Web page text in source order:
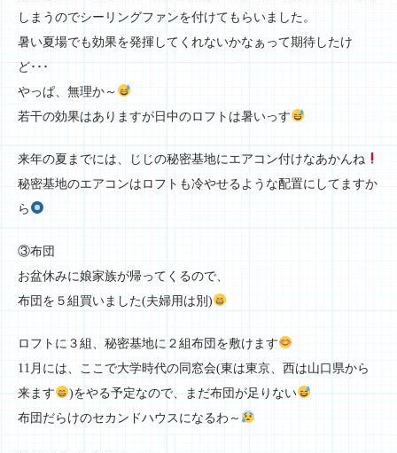
しまうのでシーリングファンを付けてもらいました。
暑い夏場でも効果を発揮してくれないかなぁって期待したけ
ど･･･
やっぱ、無理か～
若干の効果はありますが日中のロフトは暑いっす
来年の夏までには、じじの秘密基地にエアコン付けなあかんね
秘密基地のエアコンはロフトも冷やせるような配置にしてますか
ら
③布団
お盆休みに娘家族が帰ってくるので、
布団を５組買いました(夫婦用は別)
ロフトに３組、秘密基地に２組布団を敷けます
11月には、ここで大学時代の同窓会(東は東京、西は山口県から
来ます
)をやる予定なので、まだ布団が足りない
布団だらけのセカンドハウスになるわ～